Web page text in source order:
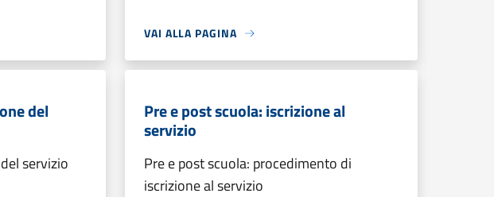
VAI ALLA PAGINA
del
servizio
Pre e post scuola: iscrizione al
servizio
Pre e post scuola: procedimento di
iscrizione al servizio